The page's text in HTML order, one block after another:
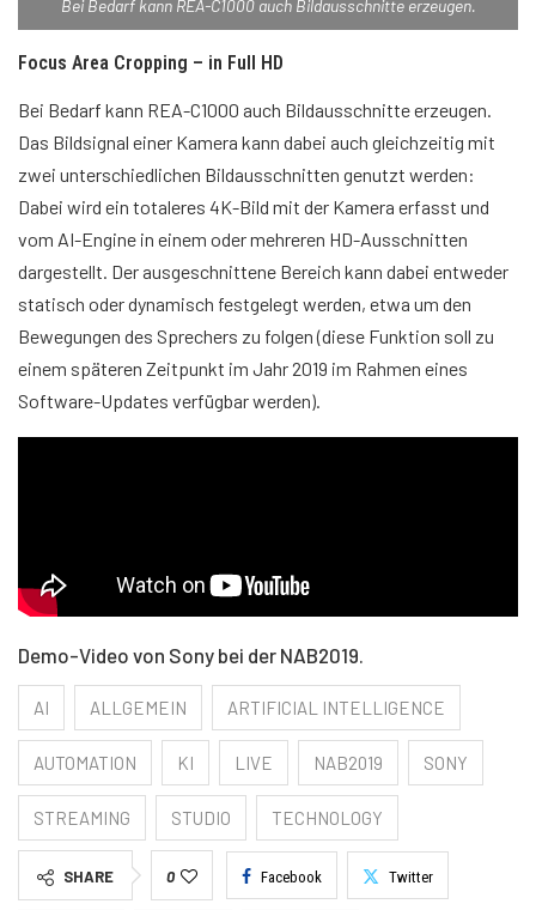
Bei Bedarf kann REA-C1000 auch Bildausschnitte erzeugen.
Focus Area Cropping – in Full HD
Bei Bedarf kann REA-C1000 auch Bildausschnitte erzeugen.
Das Bildsignal einer Kamera kann dabei auch gleichzeitig mit
zwei unterschiedlichen Bildausschnitten genutzt werden:
Dabei wird ein totaleres 4K-Bild mit der Kamera erfasst und
vom AI-Engine in einem oder mehreren HD-Ausschnitten
dargestellt. Der ausgeschnittene Bereich kann dabei entweder
statisch oder dynamisch festgelegt werden, etwa um den
Bewegungen des Sprechers zu folgen (diese Funktion soll zu
einem späteren Zeitpunkt im Jahr 2019 im Rahmen eines
Software-Updates verfügbar werden).
Demo-Video von Sony bei der NAB2019.
AI ALLGEMEIN ARTIFICIAL INTELLIGENCE
AUTOMATION KI LIVE NAB2019 SONY
STREAMING STUDIO TECHNOLOGY
SHARE 0 Facebook Twitter